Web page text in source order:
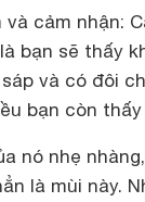
và cảm nhận:
bạn sẽ thấy
và có đôi
bạn còn
nó nhẹ
là mùi này.